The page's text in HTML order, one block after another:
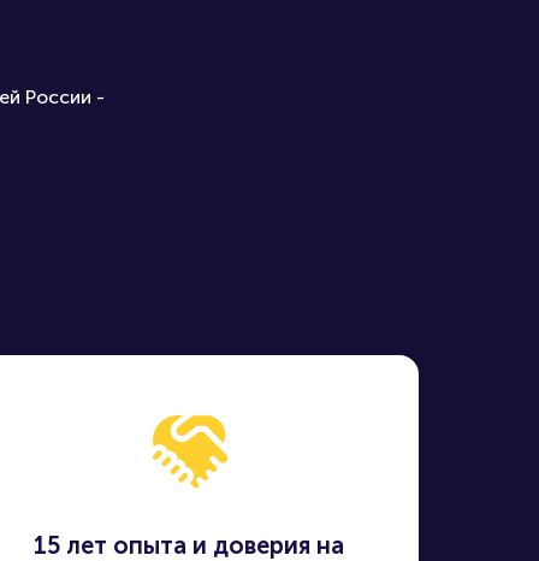
России -
15 лет опыта и доверия на